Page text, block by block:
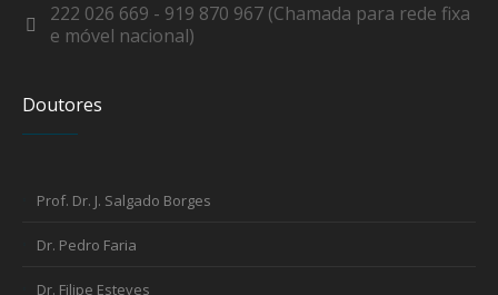
222 026 669 - 919 870 967 (Chamada para rede fixa
e móvel nacional)
Doutores
Prof. Dr. J. Salgado Borges
Dr. Pedro Faria
Dr. Filipe Esteves